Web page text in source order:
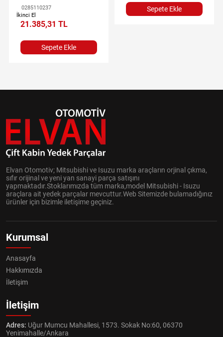
0285110237
İkinci El
21.385,31 TL
Sepete Ekle
Sepete Ekle
Elvan Otomotiv; Mitsubishi ve Isuzu marka araçların orjinal çıkma,
sıfır orijinal ve yeni yan sanayi parça satışını
yapmaktadır.Stoklarımızda tüm marka,model Mitsubishi - Isuzu
araçlara ait yedek parçalar mevcuttur.Web Sitemizde bulamadığınız
ürünler için bizimle iletişime geçiniz.
Kurumsal
Anasayfa
Hakkımızda
İletişim
İletişim
Adres: Uğur Mumcu Mahallesi, 1573. Sokak No:60, 06370
Yenimahalle/Ankara